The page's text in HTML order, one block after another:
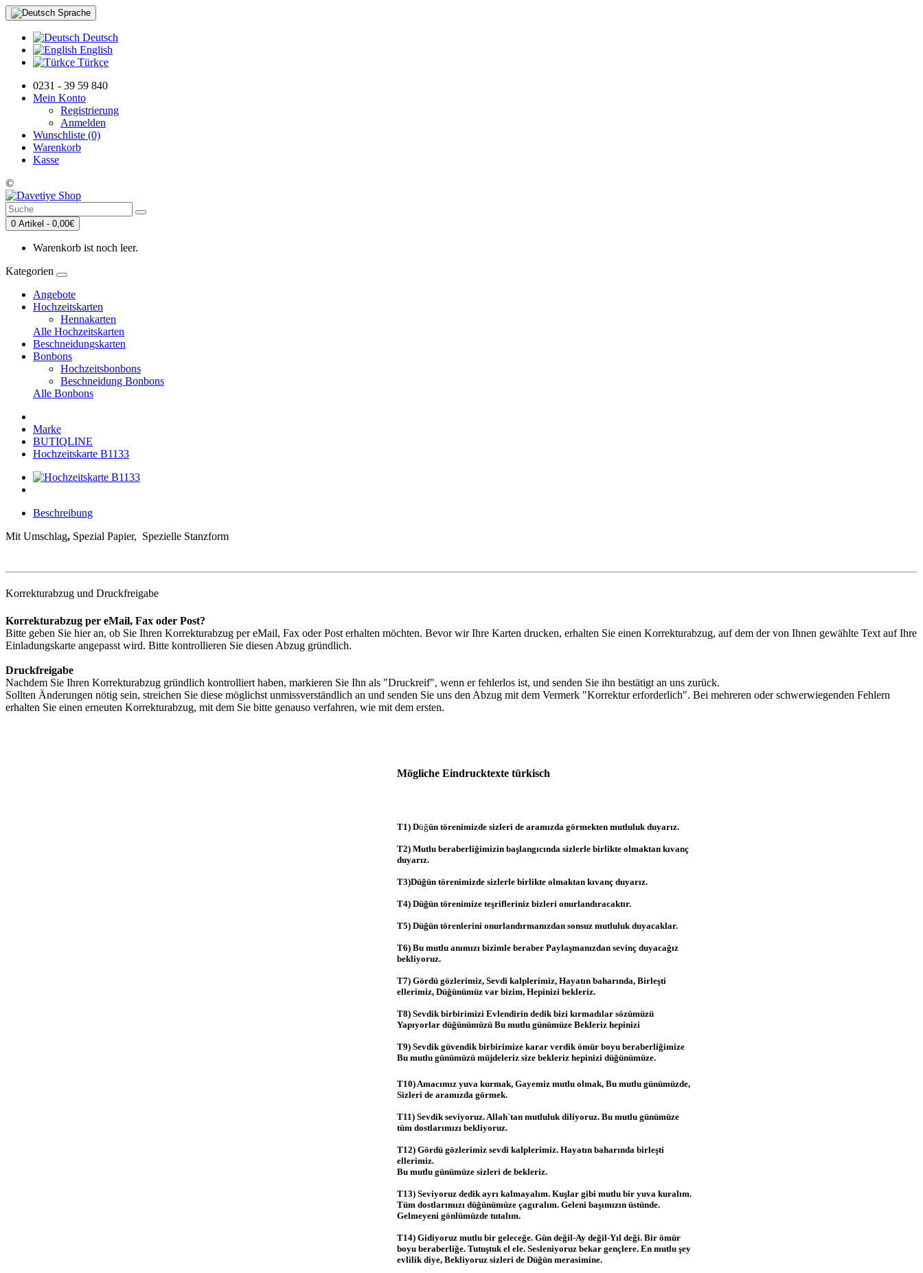
Sprache
Deutsch
English
Türkçe
0231 - 39 59 840
Mein Konto
Registrierung
Anmelden
Wunschliste (0)
Warenkorb
Kasse
©
0 Artikel - 0,00€
Warenkorb ist noch leer.
Kategorien
Angebote
Hochzeitskarten
Hennakarten
Alle Hochzeitskarten
Beschneidungskarten
Bonbons
Hochzeitsbonbons
Beschneidung Bonbons
Alle Bonbons
Marke
BUTIQLINE
Hochzeitskarte B1133
Beschreibung
Mit Umschlag, Spezial Papier, Spezielle Stanzform
Korrekturabzug und Druckfreigabe
Korrekturabzug per eMail, Fax oder Post?
Bitte geben Sie hier an, ob Sie Ihren Korrekturabzug per eMail, Fax oder Post erhalten möchten. Bevor wir Ihre Karten drucken, erhalten Sie einen Korrekturabzug, auf dem der von Ihnen gewählte Text auf Ihre
Einladungskarte angepasst wird. Bitte kontrollieren Sie diesen Abzug gründlich.
Druckfreigabe
Nachdem Sie Ihren Korrekturabzug gründlich kontrolliert haben, markieren Sie Ihn als "Druckreif", wenn er fehlerlos ist, und senden Sie ihn bestätigt an uns zurück.
Sollten Änderungen nötig sein, streichen Sie diese möglichst unmissverständlich an und senden Sie uns den Abzug mit dem Vermerk "Korrektur erforderlich". Bei mehreren oder schwerwiegenden Fehlern
erhalten Sie einen erneuten Korrekturabzug, mit dem Sie bitte genauso verfahren, wie mit dem ersten.
Mögliche Eindrucktexte türkisch
T1) Düğün törenimizde sizleri de aramızda görmekten mutluluk duyarız.
T2) Mutlu beraberliğimizin başlangıcında sizlerle birlikte olmaktan kıvanç
duyarız.
T3)Düğün törenimizde sizlerle birlikte olmaktan kıvanç duyarız.
T4) Düğün törenimize teşrifleriniz bizleri onurlandıracaktır.
T5) Düğün törenlerini onurlandırmanızdan sonsuz mutluluk duyacaklar.
T6) Bu mutlu anımızı bizimle beraber Paylaşmanızdan sevinç duyacağız
bekliyoruz.
T7) Gördü gözlerimiz, Sevdi kalplerimiz, Hayatın baharında, Birleşti
ellerimiz, Düğünümüz var bizim, Hepinizi bekleriz.
T8) Sevdik birbirimizi Evlendirin dedik bizi kırmadılar sözümüzü
Yapıyorlar düğünümüzü Bu mutlu günümüze Bekleriz hepinizi
T9) Sevdik güvendik birbirimize karar verdik ömür boyu beraberliğimize
Bu mutlu günümüzü müjdeleriz size bekleriz hepinizi düğünümüze.
T10) Amacımız yuva kurmak, Gayemiz mutlu olmak, Bu mutlu günümüzde,
Sizleri de aramızda görmek.
T11) Sevdik seviyoruz. Allah`tan mutluluk diliyoruz. Bu mutlu günümüze
tüm dostlarımızı bekliyoruz.
T12) Gördü gözlerimiz sevdi kalplerimiz. Hayatın baharında birleşti
ellerimiz.
Bu mutlu günümüze sizleri de bekleriz.
T13) Seviyoruz dedik ayrı kalmayalım. Kuşlar gibi mutlu bir yuva kuralım.
Tüm dostlarımızı düğünümüze çagıralım. Geleni başımızın üstünde.
Gelmeyeni gönlümüzde tutalım.
T14) Gidiyoruz mutlu bir geleceğe. Gün değil-Ay değil-Yıl deği. Bir ömür
boyu beraberliğe. Tutuştuk el ele. Sesleniyoruz bekar gençlere. En mutlu şey
evlilik diye, Bekliyoruz sizleri de Düğün merasimine.